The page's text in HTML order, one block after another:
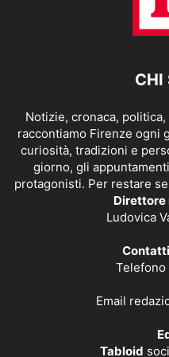
CHI
Notizie, cronaca,
raccontiamo Firenze ogni
curiosità, tradizioni e
giorno, gli
protagonisti. Per restare
Direttore
Ludovica
Telefono
Email
Tabloid